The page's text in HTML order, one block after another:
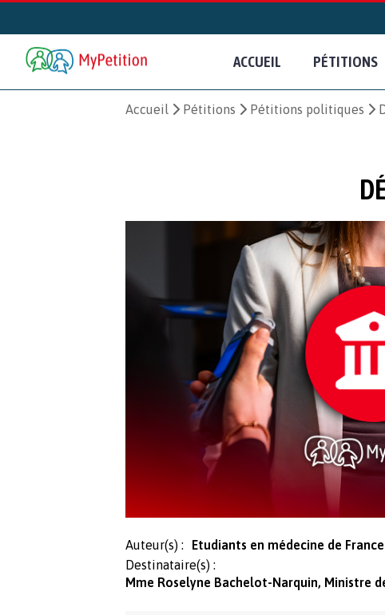
ACCUEIL PÉTITIONS
Accueil Pétitions Pétitions politiques
Auteur(s) :
Etudiants en médecine de France
Destinataire(s) :
Mme Roselyne Bachelot-Narquin, Ministre